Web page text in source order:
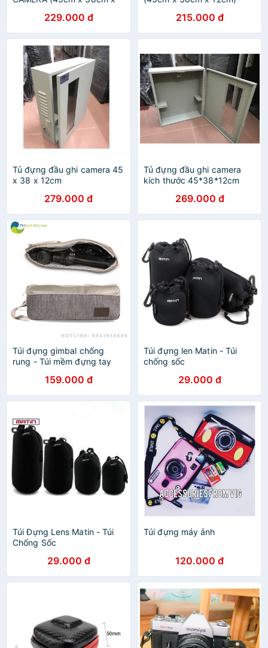
229.000 đ 215.000 đ
Tủ đựng đầu ghi camera 45
x 38 x 12cm
279.000 đ
Tủ đựng đầu ghi camera
kích thước 45*38*12cm
269.000 đ
Túi đựng gimbal chống
rung - Túi mềm đựng tay
159.000 đ
Túi đựng len Matin - Túi
chống sốc
29.000 đ
Túi Đựng Lens Matin - Túi
Chống Sốc
29.000 đ
Túi đựng máy ảnh
120.000 đ